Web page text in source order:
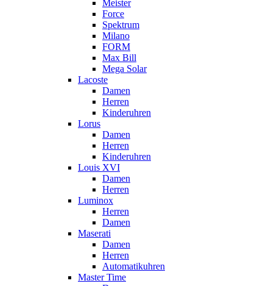
Meister
Force
Spektrum
Milano
FORM
Max Bill
Mega Solar
Lacoste
Damen
Herren
Kinderuhren
Lorus
Damen
Herren
Kinderuhren
Louis XVI
Damen
Herren
Luminox
Herren
Damen
Maserati
Damen
Herren
Automatikuhren
Master Time